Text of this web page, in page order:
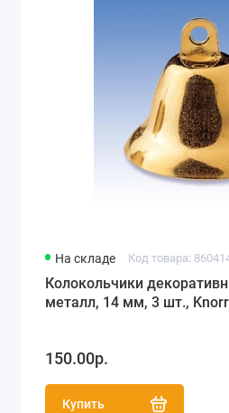
На складе Код товара:
Колокольчики
металл, 14 мм, 3 шт.,
150.00р.
Купить